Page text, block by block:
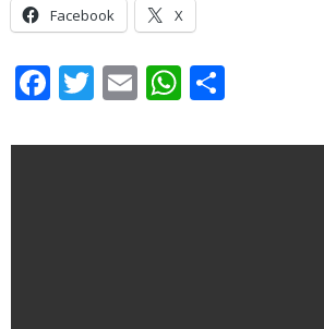
Facebook X
Facebook
Twitter
EmailWhatsApp